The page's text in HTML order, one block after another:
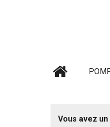
Vous avez